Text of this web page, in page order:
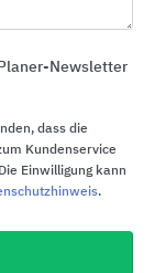
Newsletter
dass die
Kundenservice
Einwilligung kann
.